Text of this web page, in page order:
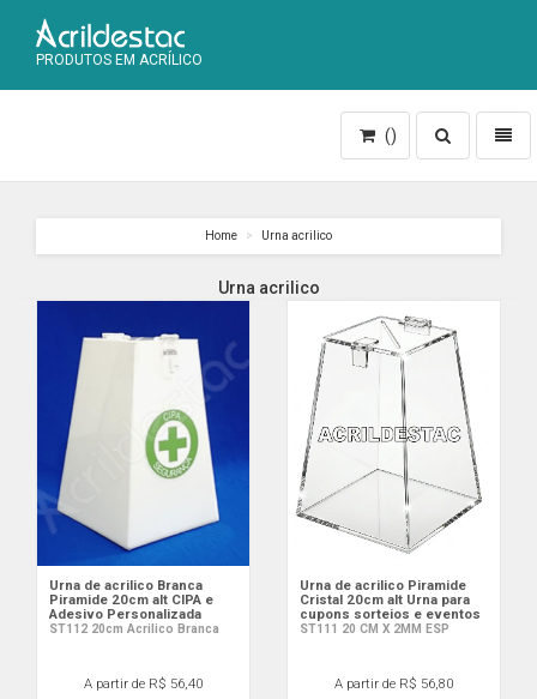
PRODUTOS EM ACRÍLICO
Toggle
search
()
Home Urna acrilico
Urna acrilico
Urna de acrilico Branca
Piramide 20cm alt CIPA e
Adesivo Personalizada
ST112 20cm Acrilico Branca
A partir de R$ 56,40
Urna de acrilico Piramide
Cristal 20cm alt Urna para
cupons sorteios e eventos
ST111 20 CM X 2MM ESP
A partir de R$ 56,80